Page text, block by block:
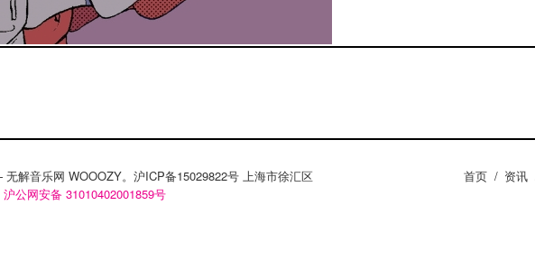
解音乐网 WOOOZY。沪ICP备15029822号 上海市徐汇区
沪公网安备 31010402001859号
首页 / 资讯